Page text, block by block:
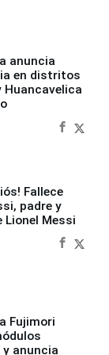
anuncia
en distritos
Huancavelica
Fallece
padre y
Lionel Messi
Fujimori
anuncia